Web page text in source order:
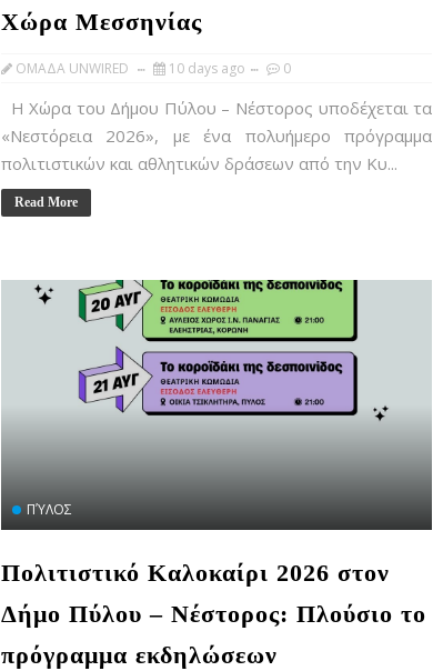
Χώρα Μεσσηνίας
OMAΔΑ UNWIRED 10 days ago 0
Η Χώρα του Δήμου Πύλου – Νέστορος υποδέχεται τα
«Νεστόρεια 2026», με ένα πολυήμερο πρόγραμμα
πολιτιστικών και αθλητικών δράσεων από την Κυ...
Read More
ΠΎΛΟΣ
Πολιτιστικό Καλοκαίρι 2026 στον
Δήμο Πύλου – Νέστορος: Πλούσιο το
πρόγραμμα εκδηλώσεων